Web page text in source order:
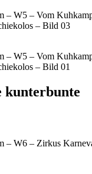
– W5 – Vom
– Bild 03
– W5 – Vom
– Bild 01
– W6 – Zirkus